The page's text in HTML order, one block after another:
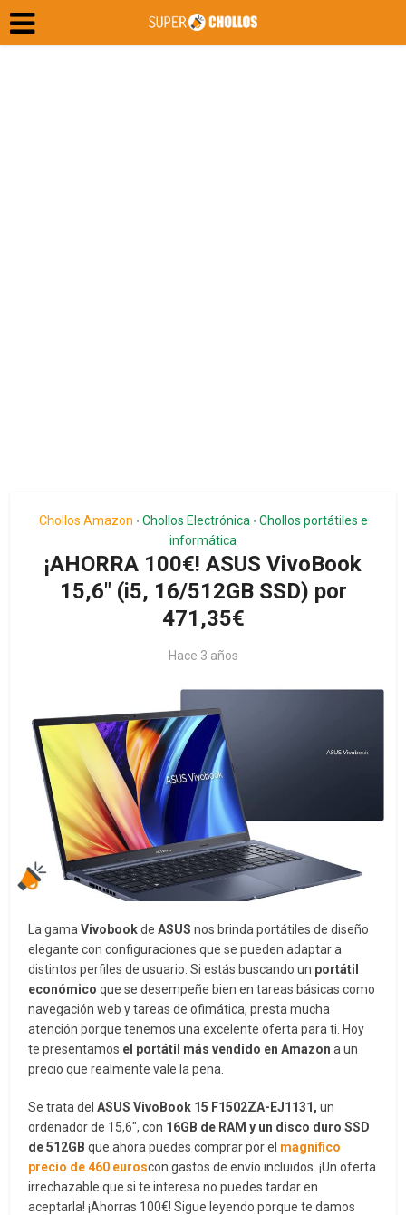
Chollos Amazon • Chollos Electrónica • Chollos portátiles e
informática
¡AHORRA 100€! ASUS VivoBook
15,6″ (i5, 16/512GB SSD) por
471,35€
Hace 3 años
La gamaVivobookdeASUS nos brinda portátiles de diseño
elegante con configuraciones que se pueden adaptar a
distintos perfiles de usuario. Si estás buscando un portátil
económico que se desempeñe bien en tareas básicas como
navegación web y tareas de ofimática, presta mucha
atención porque tenemos una excelente oferta para ti. Hoy
te presentamos el portátil más vendido enAmazon a un
precio que realmente vale la pena.
Se trata delASUS VivoBook 15 F1502ZA-EJ1131,un
ordenador de 15,6″, con 16GB de RAM y un disco duro SSD
de 512GB que ahora puedes comprar por el magnífico
precio de 460 euroscon gastos de envío incluidos. ¡Un oferta
irrechazable que si te interesa no puedes tardar en
aceptarla! ¡Ahorras 100€! Sigue leyendo porque te damos